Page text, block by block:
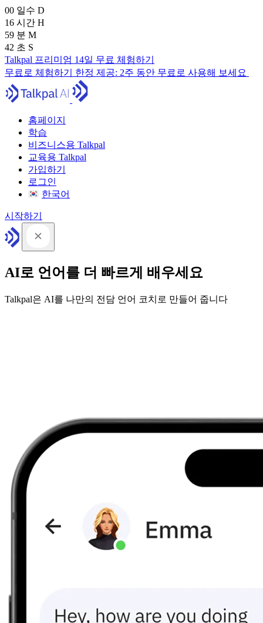
00 일수 D
16 시간 H
59 분 M
41 초 S
Talkpal 프리미엄 14일 무료 체험하기
무료로 체험하기 한정 제공: 2주 동안 무료로 사용해 보세요
홈페이지
학습
비즈니스용 Talkpal
교육용 Talkpal
가입하기
로그인
한국어
시작하기
AI로 언어를 더 빠르게 배우세요
Talkpal은 AI를 나만의 전담 언어 코치로 만들어 줍니다